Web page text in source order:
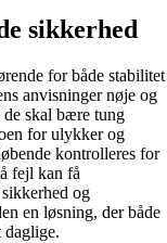
sikkerhed
for både stabilitet
anvisninger nøje og
skal bære tung
for ulykker og
kontrolleres for
fejl kan få
og
en løsning, der både
daglige.